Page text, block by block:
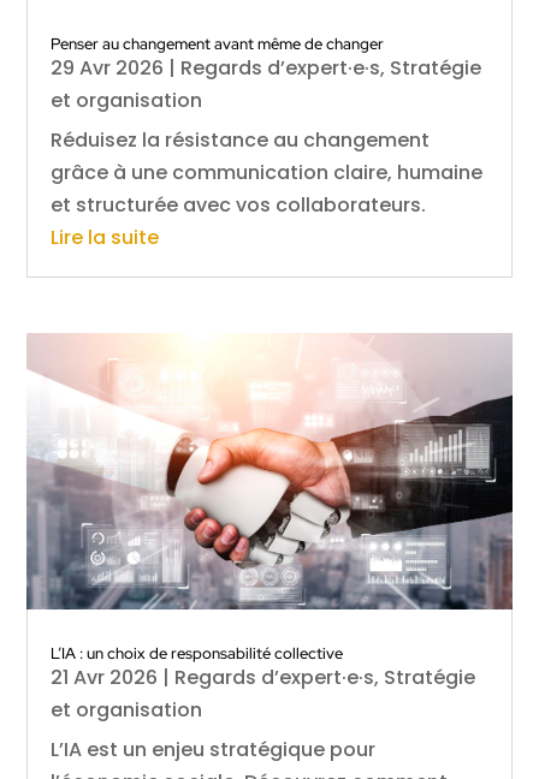
Penser au changement avant même de changer
29 Avr 2026 | Regards d’expert·e·s, Stratégie
et organisation
Réduisez la résistance au changement
grâce à une communication claire, humaine
et structurée avec vos collaborateurs.
Lire la suite
L’IA : un choix de responsabilité collective
21 Avr 2026 | Regards d’expert·e·s, Stratégie
et organisation
L’IA est un enjeu stratégique pour